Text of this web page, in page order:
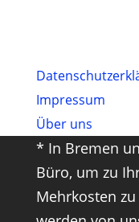
Impressum
Über uns
* In Bremen
Büro, um zu
Mehrkosten